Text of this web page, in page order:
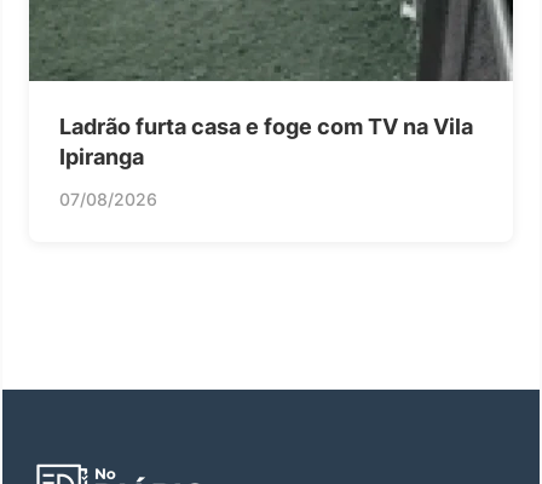
Ladrão furta casa e foge com TV na Vila
Ipiranga
07/08/2026